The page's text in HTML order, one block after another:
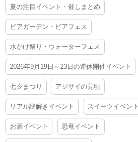
夏の注目イベント・催しまとめ
ビアガーデン・ビアフェス
水かけ祭り・ウォーターフェス
2026年9月19日～23日の連休開催イベント
七夕まつり アジサイの見頃
リアル謎解きイベント スイーツイベント
お酒イベント 恐竜イベント